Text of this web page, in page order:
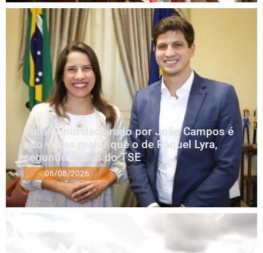
Patrimônio declarado por João Campos é
oito vezes maior que o de Raquel Lyra,
segundo dados do TSE
06/08/2026